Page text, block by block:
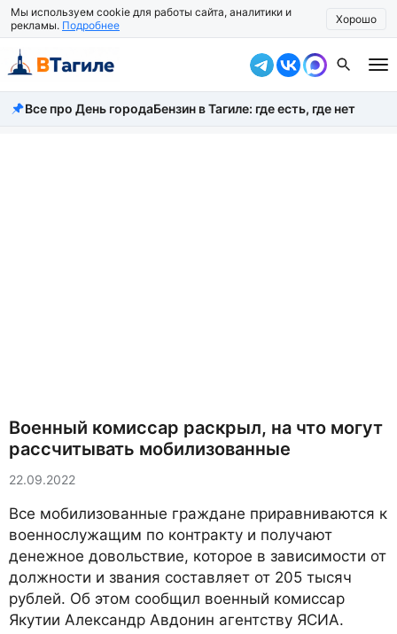
Мы используем cookie для работы сайта, аналитики и
рекламы. Подробнее Хорошо
Все новости
Все про День городаБензин в Тагиле: где есть, где нет
Военный комиссар раскрыл, на что могут
рассчитывать мобилизованные
22.09.2022
Все мобилизованные граждане приравниваются к
военнослужащим по контракту и получают
денежное довольствие, которое в зависимости от
должности и звания составляет от 205 тысяч
рублей. Об этом сообщил военный комиссар
Якутии Александр Авдонин агентству ЯСИА.